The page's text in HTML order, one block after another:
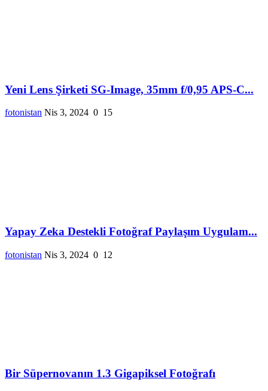
Yeni Lens Şirketi SG-Image, 35mm f/0,95 APS-C...
fotonistan Nis 3, 2024 0 15
Yapay Zeka Destekli Fotoğraf Paylaşım Uygulam...
fotonistan Nis 3, 2024 0 12
Bir Süpernovanın 1.3 Gigapiksel Fotoğrafı